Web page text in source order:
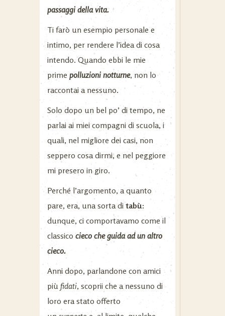
passaggi della vita.
Ti farò un esempio personale e
intimo, per rendere l’idea di cosa
intendo. Quando ebbi le mie
prime polluzioni notturne, non lo
raccontai a nessuno.
Solo dopo un bel po’ di tempo, ne
parlai ai miei compagni di scuola, i
quali, nel migliore dei casi, non
seppero cosa dirmi, e nel peggiore
mi presero in giro.
Perché l’argomento, a quanto
pare, era, una sorta ditabù:
dunque, ci comportavamo come il
classicocieco che guida ad un altro
cieco.
Anni dopo, parlandone con amici
più fidati, scoprii che a nessuno di
loro era stato offerto